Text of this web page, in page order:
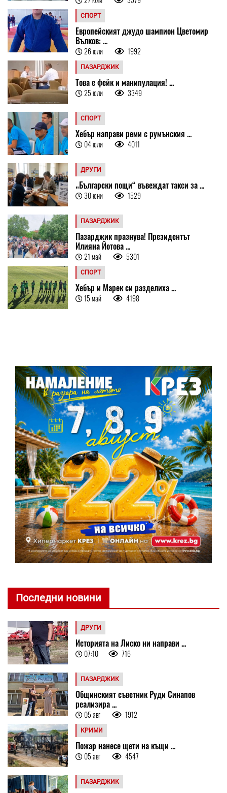
СПОРТ
Европейският джудо шампион Цветомир
Вълков: ...
26 юли 1992
ПАЗАРДЖИК
Това е фейк и манипулация! ...
25 юли 3349
СПОРТ
Хебър направи реми с румънския ...
04 юли 4011
ДРУГИ
„Български пощи“ въвеждат такси за ...
30 юни 1529
ПАЗАРДЖИК
Пазарджик празнува! Президентът
Илияна Йотова ...
21 май 5301
СПОРТ
Хебър и Марек си разделиха ...
15 май 4198
Последни новини
ДРУГИ
Историята на Лиско ни направи ...
07:10 716
ПАЗАРДЖИК
Общинският съветник Руди Синапов
реализира ...
05 авг 1912
КРИМИ
Пожар нанесе щети на къщи ...
05 авг 4547
ПАЗАРДЖИК